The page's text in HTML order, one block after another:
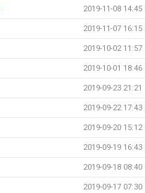
2019-11-08 14:45
2019-11-07 16:15
2019-10-02 11:57
2019-10-01 18:46
2019-09-23 21:21
2019-09-22 17:43
2019-09-20 15:12
2019-09-19 16:43
2019-09-18 08:40
2019-09-17 07:30